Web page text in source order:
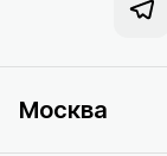
Москва